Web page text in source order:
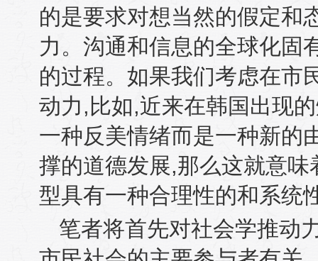
的是要求对想当然的假定和
力。沟通和信息的全球化固
的过程。如果我们考虑在市
动力, 比如,近来在韩国出现
一种反美情绪而是一种新的
撑的道德发展,那么这就意味
型具有一种合理性的和系统
笔者将首先对社会学推动